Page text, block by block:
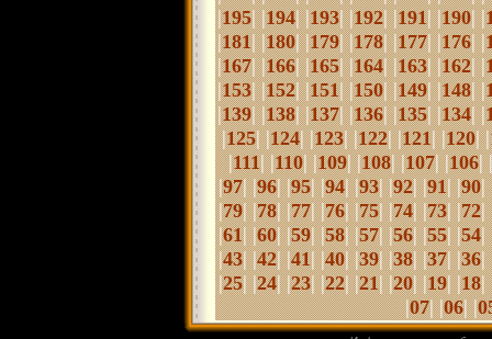
|195| |194| |193| |192| |191| |190| |
|181| |180| |179| |178| |177| |176| |
|167| |166| |165| |164| |163| |162| |
|153| |152| |151| |150| |149| |148| |
|139| |138| |137| |136| |135| |134| |
|125| |124| |123| |122| |121| |120| |
|111| |110| |109| |108| |107| |106|
|97| |96| |95| |94| |93| |92| |91| |90|
|79| |78| |77| |76| |75| |74| |73| |72|
|61| |60| |59| |58||57| |56| |55| |54|
|43| |42| |41| |40| |39| |38| |37| |36|
|25| |24| |23| |22| |21| |20| |19| |18|
|07| |06| |